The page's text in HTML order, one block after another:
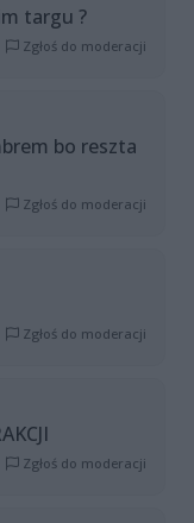
targu ?
Zgłoś do moderacji
bo reszta
Zgłoś do moderacji
Zgłoś do moderacji
Zgłoś do moderacji